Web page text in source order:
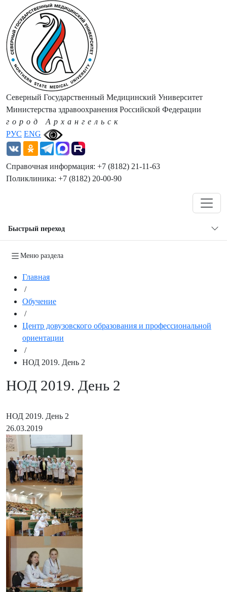
РУС ENG
Северный Государственный Медицинский Университет
Министерства здравоохранения Российской Федерации
город Архангельск
Справочная информация: +7 (8182) 21-11-63
Поликлиника: +7 (8182) 20-00-90
Быстрый переход
Меню раздела
Главная
/
Обучение
/
Центр довузовского образования и профессиональной
ориентации
/
НОД 2019. День 2
НОД 2019. День 2
НОД 2019. День 2
26.03.2019